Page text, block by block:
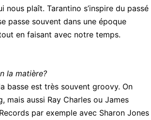
nous plaît. Tarantino s’inspire du passé
passe souvent dans une époque
en faisant avec notre temps.
la matière?
basse est très souvent groovy. On
mais aussi Ray Charles ou James
par exemple avec Sharon Jones